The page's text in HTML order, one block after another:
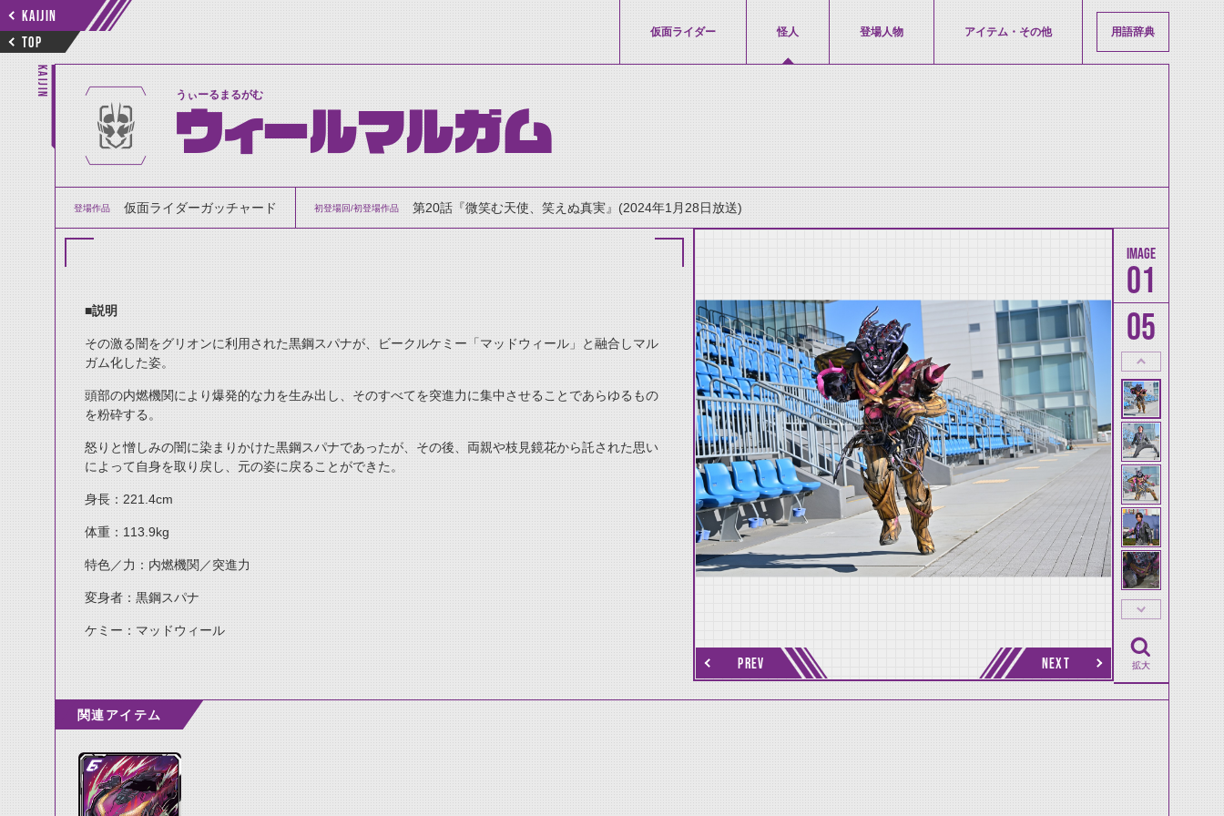
KAIJIN
TOP
仮面ライダー 怪人 登場人物 アイテム・その他 用語辞典
KAIJIN うぃーるまるがむ
ウィールマルガム
登場作品 仮面ライダーガッチャード 初登場回/初登場作品 第20話『微笑む天使、笑えぬ真実』(2024年1月28日放送)
■説明
その激る闇をグリオンに利用された黒鋼スパナが、ビークルケミー「マッドウィール」と融合しマル
ガム化した姿。
頭部の内燃機関により爆発的な力を生み出し、そのすべてを突進力に集中させることであらゆるもの
を粉砕する。
怒りと憎しみの闇に染まりかけた黒鋼スパナであったが、その後、両親や枝見鏡花から託された思い
によって自身を取り戻し、元の姿に戻ることができた。
身長：221.4cm
体重：113.9kg
特色／力：内燃機関／突進力
変身者：黒鋼スパナ
ケミー：マッドウィール
PREV NEXT
01
05
thumbnail Prev
拡大
関連アイテム